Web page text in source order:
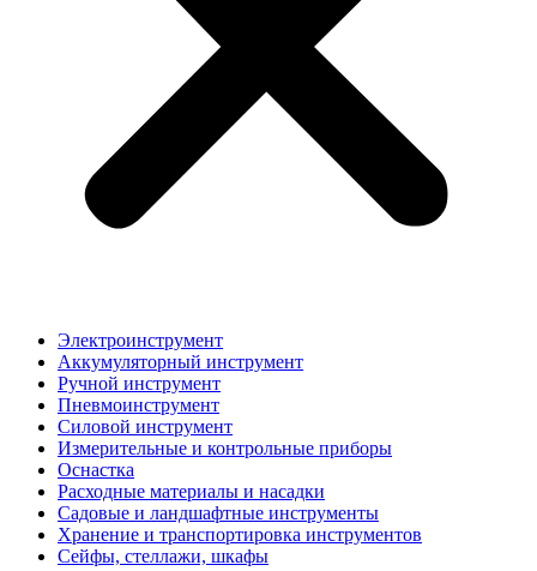
Электроинструмент
Аккумуляторный инструмент
Ручной инструмент
Пневмоинструмент
Силовой инструмент
Измерительные и контрольные приборы
Оснастка
Расходные материалы и насадки
Садовые и ландшафтные инструменты
Хранение и транспортировка инструментов
Сейфы, стеллажи, шкафы